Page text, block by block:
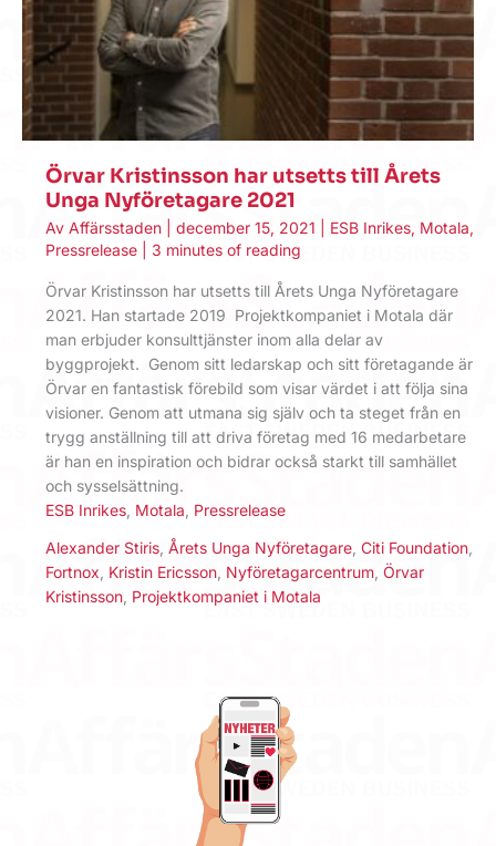
Örvar Kristinsson har utsetts till Årets
Unga Nyföretagare 2021
Av Affärsstaden december 15, 2021 ESB Inrikes, Motala,
Pressrelease
3 minutes of reading
Örvar Kristinsson har utsetts till Årets Unga Nyföretagare
2021. Han startade 2019 Projektkompaniet i Motala där
man erbjuder konsulttjänster inom alla delar av
byggprojekt. Genom sitt ledarskap och sitt företagande är
Örvar en fantastisk förebild som visar värdet i att följa sina
visioner. Genom att utmana sig själv och ta steget från en
trygg anställning till att driva företag med 16 medarbetare
är han en inspiration och bidrar också starkt till samhället
och sysselsättning.
ESB Inrikes Motala Pressrelease
Alexander Stiris Årets Unga Nyföretagare Citi Foundation
Fortnox Kristin Ericsson Nyföretagarcentrum Örvar
Kristinsson Projektkompaniet i Motala